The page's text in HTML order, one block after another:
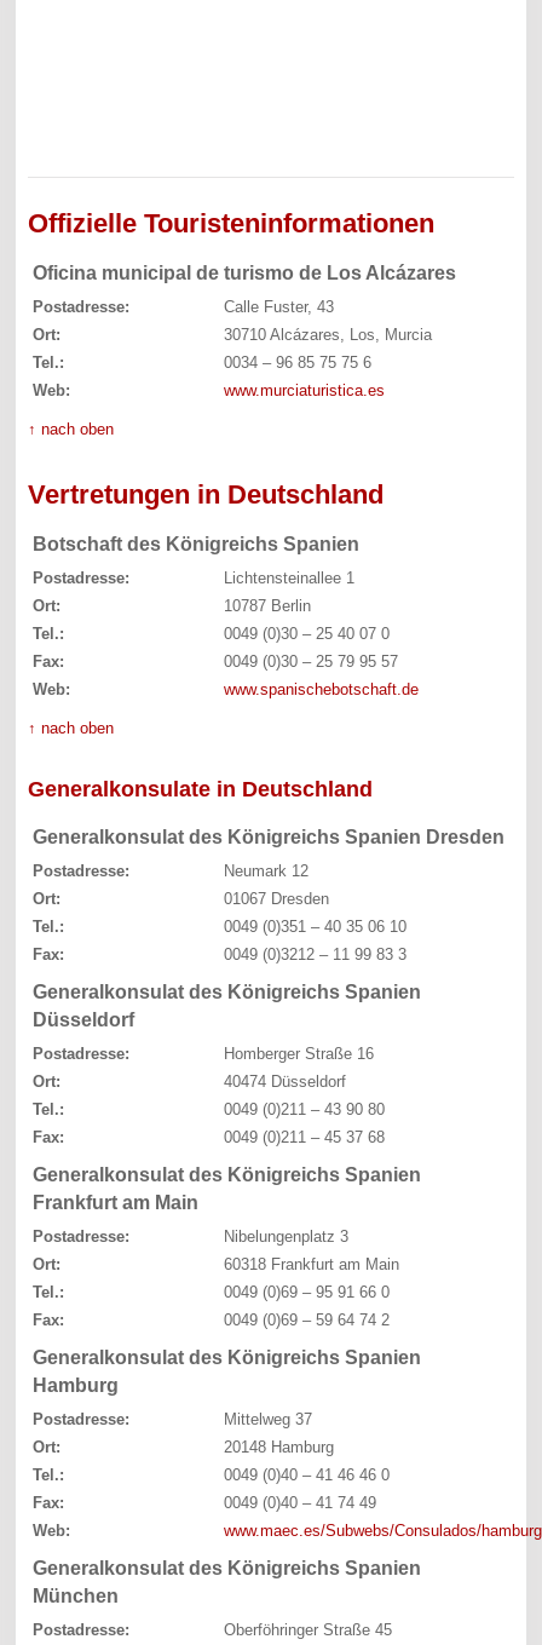
Offizielle Touristeninformationen
Oficina municipal de turismo de Los Alcázares
Postadresse:
Calle Fuster, 43
Ort:
30710 Alcázares, Los, Murcia
Tel.:
0034 – 96 85 75 75 6
Web:
www.murciaturistica.es
↑ nach oben
Vertretungen in Deutschland
Botschaft des Königreichs Spanien
Postadresse:
Lichtensteinallee 1
Ort:
10787 Berlin
Tel.:
0049 (0)30 – 25 40 07 0
Fax:
0049 (0)30 – 25 79 95 57
Web:
www.spanischebotschaft.de
↑ nach oben
Generalkonsulate in Deutschland
Generalkonsulat des Königreichs Spanien Dresden
Postadresse:
Neumark 12
Ort:
01067 Dresden
Tel.:
0049 (0)351 – 40 35 06 10
Fax:
0049 (0)3212 – 11 99 83 3
Generalkonsulat des Königreichs Spanien
Düsseldorf
Postadresse:
Homberger Straße 16
Ort:
40474 Düsseldorf
Tel.:
0049 (0)211 – 43 90 80
Fax:
0049 (0)211 – 45 37 68
Generalkonsulat des Königreichs Spanien
Frankfurt am Main
Postadresse:
Nibelungenplatz 3
Ort:
60318 Frankfurt am Main
Tel.:
0049 (0)69 – 95 91 66 0
Fax:
0049 (0)69 – 59 64 74 2
Generalkonsulat des Königreichs Spanien
Hamburg
Postadresse:
Mittelweg 37
Ort:
20148 Hamburg
Tel.:
0049 (0)40 – 41 46 46 0
Fax:
0049 (0)40 – 41 74 49
Web:
www.maec.es/Subwebs/Consulados/
Generalkonsulat des Königreichs Spanien
München
Postadresse: Oberföhringer Straße 45